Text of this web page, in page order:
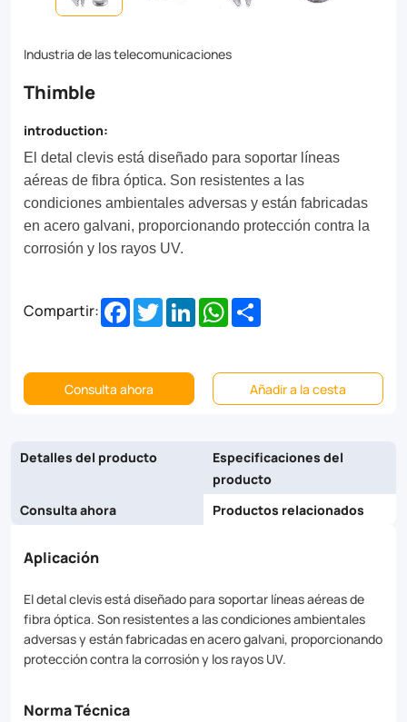
Industria de las telecomunicaciones
Thimble
introduction:
El detal clevis está diseñado para soportar líneas
aéreas de fibra óptica. Son resistentes a las
condiciones ambientales adversas y están fabricadas
en acero galvani, proporcionando protección contra la
corrosión y los rayos UV.
Compartir: Facebook
TwitterLinkedInWhatsApp
Consulta ahora Añadir a la cesta
Detalles del producto
Especificaciones del
producto
Consulta ahora
Productos relacionados
Aplicación
El detal clevis está diseñado para soportar líneas aéreas de
fibra óptica. Son resistentes a las condiciones ambientales
adversas y están fabricadas en acero galvani, proporcionando
protección contra la corrosión y los rayos UV.
Norma Técnica